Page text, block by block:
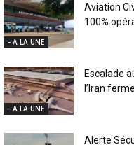
- A LA UNE
Aviation
100%
- A LA UNE
Escalade
l’Iran
Alerte